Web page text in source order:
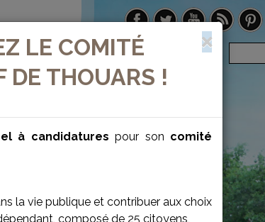
LE COMITÉ
DE THOUARS !
à candidatures pour son comité
la vie publique et contribuer aux choix
composé de 25 citoyens,